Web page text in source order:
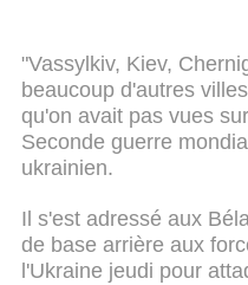
"Vassylkiv, Kiev,
beaucoup d'autres
qu'on avait pas vues
Seconde guerre
ukrainien.
Il s'est adressé aux
de base arrière aux
l'Ukraine jeudi pour